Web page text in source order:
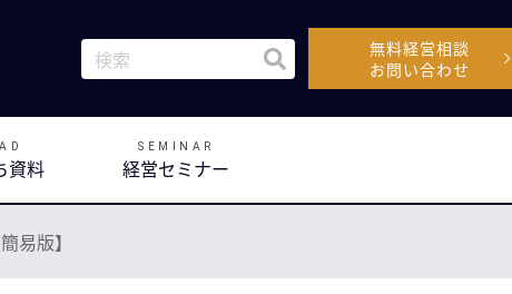
これは、自動候補機能付きの検索フィールドです。
検索フィールドが空なので、候補はありません。
無料経営相談
お問い合わせ
資料
SEMINAR
経営セミナー
易版】